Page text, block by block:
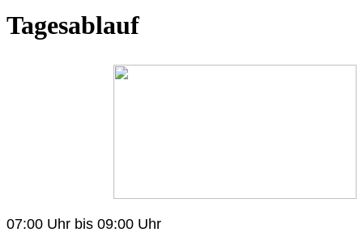
Tagesablauf
07:00 Uhr bis 09:00 Uhr